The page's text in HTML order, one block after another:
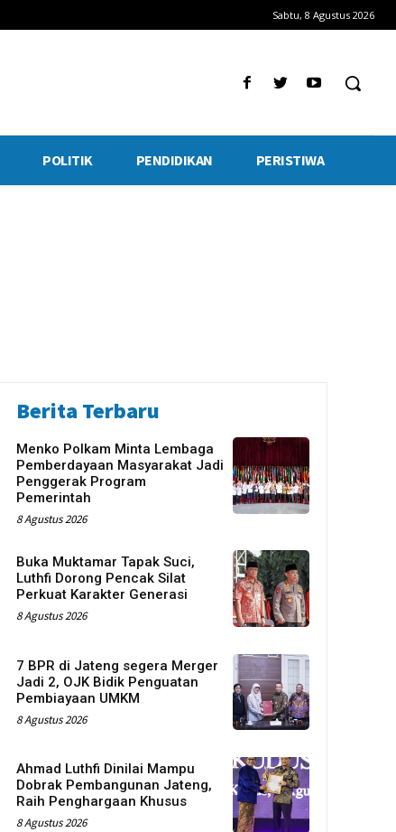
Sabtu, 8 Agustus 2026
POLITIK PENDIDIKAN PERISTIWA
Berita Terbaru
Menko Polkam Minta Lembaga
Pemberdayaan Masyarakat Jadi
Penggerak Program
Pemerintah
8 Agustus 2026
Buka Muktamar Tapak Suci,
Luthfi Dorong Pencak Silat
Perkuat Karakter Generasi
8 Agustus 2026
7 BPR di Jateng segera Merger
Jadi 2, OJK Bidik Penguatan
Pembiayaan UMKM
8 Agustus 2026
Ahmad Luthfi Dinilai Mampu
Dobrak Pembangunan Jateng,
Raih Penghargaan Khusus
8 Agustus 2026